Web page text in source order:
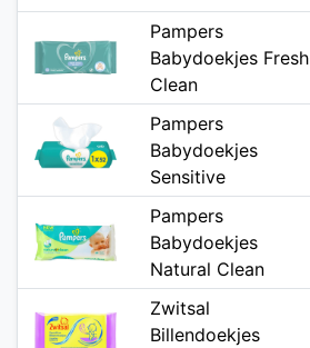
Pampers
Babydoekjes Fresh
Clean
Pampers
Babydoekjes
Sensitive
Pampers
Babydoekjes
Natural Clean
Zwitsal
Billendoekjes